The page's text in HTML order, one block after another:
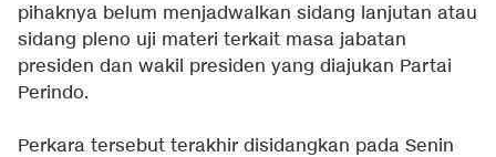
pihaknya belum menjadwalkan sidang lanjutan atau
sidang pleno uji materi terkait masa jabatan
presiden dan wakil presiden yang diajukan Partai
Perindo.
Perkara tersebut terakhir disidangkan pada Senin